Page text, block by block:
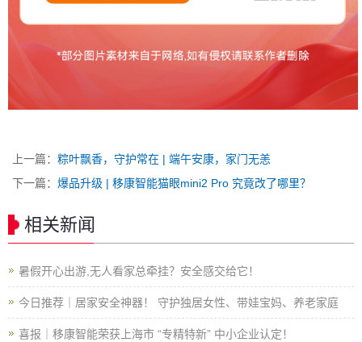
上一篇： 粽叶飘香，守护常在 | 端午安康，家门无恙
下一篇： 爆品升级 | 移康智能猫眼mini2 Pro 究竟改了哪里？
相关新闻
暑假开心出游,无人看家总牵挂？安全感交给它！
今日推荐｜居家安全神器！ 守护独居女性、带娃宝妈、养老家庭
喜报｜移康智能荣获上海市 “专精特新” 中小企业认定！